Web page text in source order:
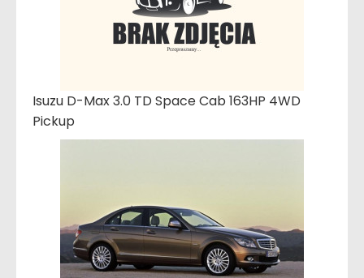
Isuzu D-Max 3.0 TD Space Cab 163HP 4WD
Pickup